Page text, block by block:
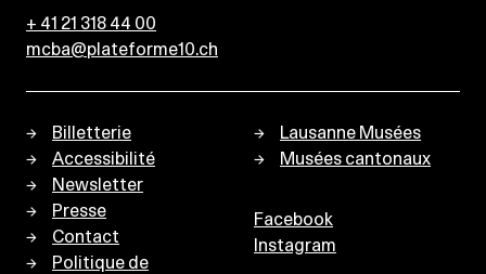
+ 41 21 318 44 00
mcba@plateforme10.ch
Billetterie
Accessibilité
Newsletter
Presse
Contact
Politique de
Lausanne Musées
Musées cantonaux
Facebook
Instagram